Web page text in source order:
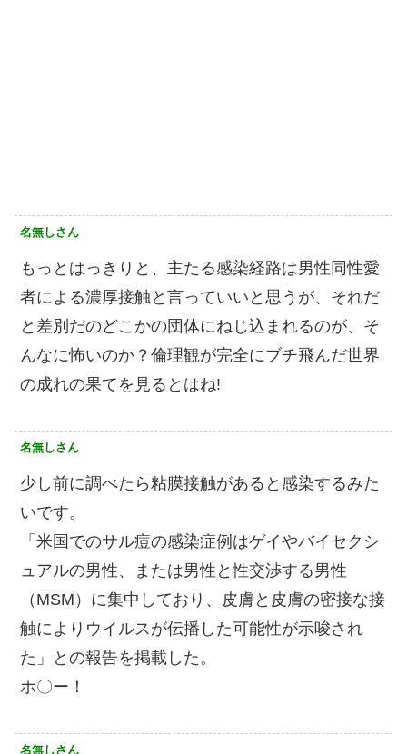
名無しさん
もっとはっきりと、主たる感染経路は男性同性愛
者による濃厚接触と言っていいと思うが、それだ
と差別だのどこかの団体にねじ込まれるのが、そ
んなに怖いのか？倫理観が完全にブチ飛んだ世界
の成れの果てを見るとはね!
名無しさん
少し前に調べたら粘膜接触があると感染するみた
いです。
「米国でのサル痘の感染症例はゲイやバイセクシ
ュアルの男性、または男性と性交渉する男性
（MSM）に集中しており、皮膚と皮膚の密接な接
触によりウイルスが伝播した可能性が示唆され
た」との報告を掲載した。
ホ〇ー！
名無しさん